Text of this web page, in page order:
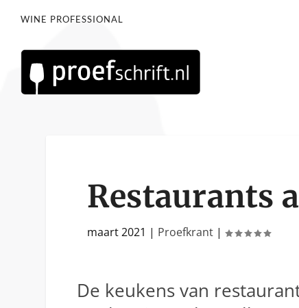
WINE PROFESSIONAL
Restaurants
maart 2021 | Proefkrant |
De keukens van